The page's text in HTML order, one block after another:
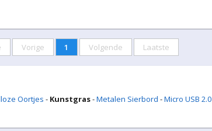
Vorige 1 Volgende Laatste
Oortjes - Kunstgras-Metalen Sierbord -Micro USB 2.0